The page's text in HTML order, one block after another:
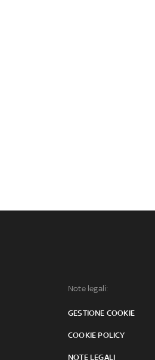
Note legali:
GESTIONE COOKIE
COOKIE POLICY
NOTE LEGALI